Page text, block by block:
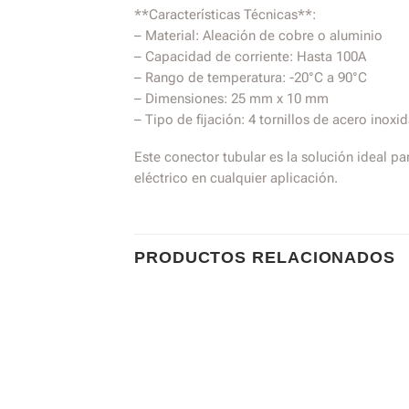
**Características Técnicas**:
– Material: Aleación de cobre o aluminio
– Capacidad de corriente: Hasta 100A
– Rango de temperatura: -20°C a 90°C
– Dimensiones: 25 mm x 10 mm
– Tipo de fijación: 4 tornillos de acero
Este conector tubular es la solución ideal
eléctrico en cualquier aplicación.
PRODUCTOS RELACIONADOS